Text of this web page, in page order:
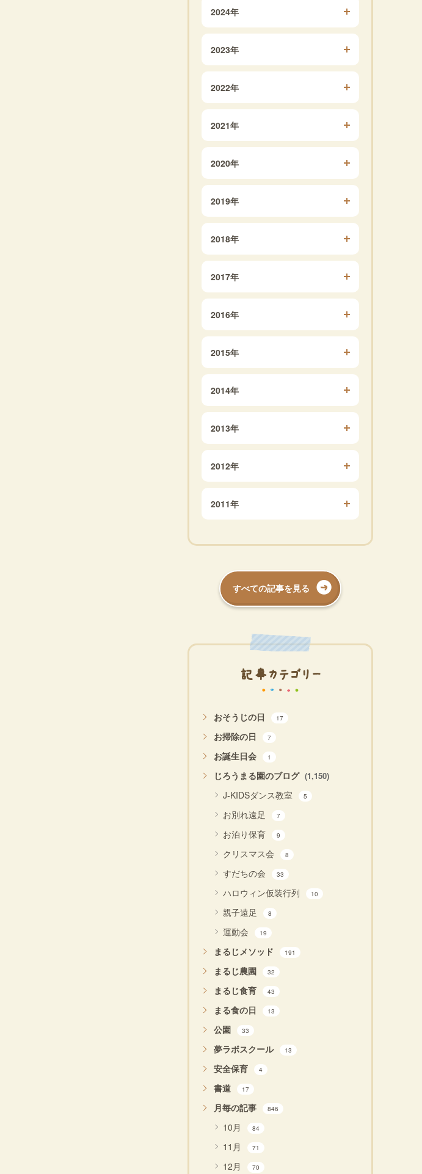
2024年
2023年
2022年
2021年
2020年
2019年
2018年
2017年
2016年
2015年
2014年
2013年
2012年
2011年
すべての記事を見る
記事カテゴリー
おそうじの日 17
お掃除の日 7
お誕生日会 1
じろうまる園のブログ (1,150)
J-KIDSダンス教室 5
お別れ遠足 7
お泊り保育 9
クリスマス会 8
すだちの会 33
ハロウィン仮装行列 10
親子遠足 8
運動会 19
まるじメソッド 191
まるじ農園 32
まるじ食育 43
まる食の日 13
公園 33
夢ラボスクール 13
安全保育 4
書道 17
月毎の記事 846
10月 84
11月 71
12月 70